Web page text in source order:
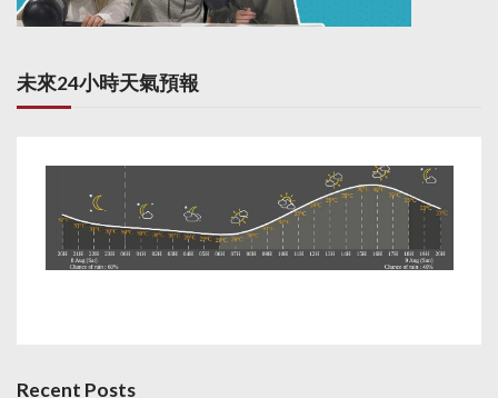
未來24小時天氣預報
Recent Posts